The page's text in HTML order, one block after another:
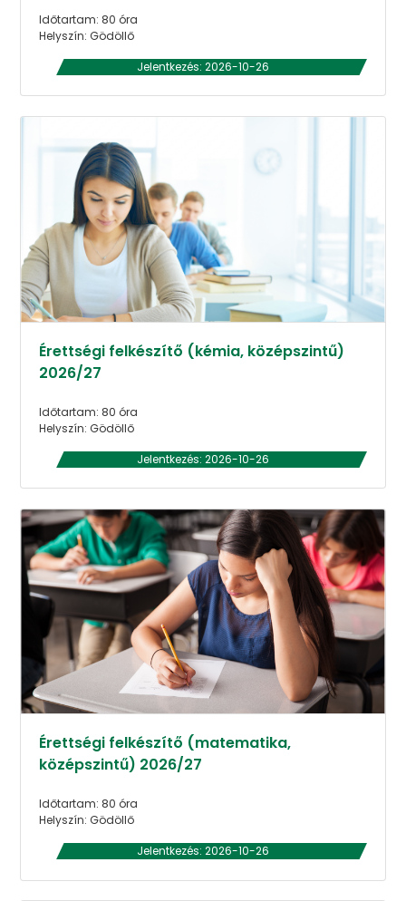
Időtartam: 80 óra
Helyszín: Gödöllő
Jelentkezés: 2026-10-26
Érettségi felkészítő (kémia, középszintű)
2026/27
Időtartam: 80 óra
Helyszín: Gödöllő
Jelentkezés: 2026-10-26
Érettségi felkészítő (matematika,
középszintű) 2026/27
Időtartam: 80 óra
Helyszín: Gödöllő
Jelentkezés: 2026-10-26